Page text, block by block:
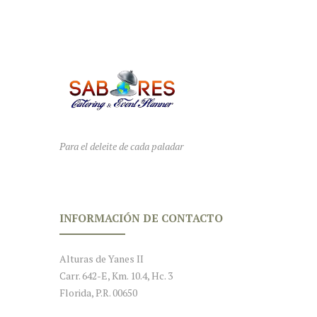
Para el deleite de cada paladar
INFORMACIÓN DE CONTACTO
Alturas de Yanes II
Carr. 642-E, Km. 10.4, Hc. 3
Florida, P.R. 00650